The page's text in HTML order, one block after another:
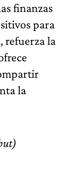
finanzas
para
refuerza la
la